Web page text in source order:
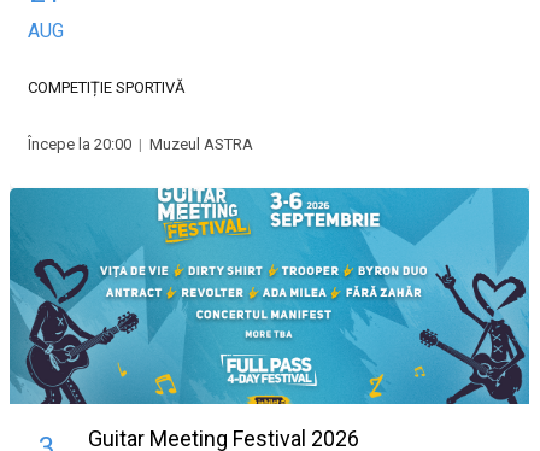
AUG
COMPETIȚIE SPORTIVĂ
Începe la 20:00 | Muzeul ASTRA
Guitar Meeting Festival 2026